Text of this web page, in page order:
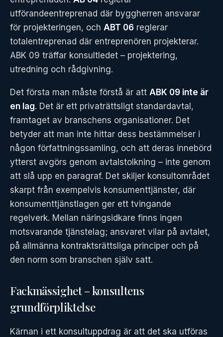
utförandeentreprenad där byggherren ansvarar
för projekteringen, och ABT 06 reglerar
totalentreprenad där entreprenören projekterar.
ABK 09 träffar konsultledet – projektering,
utredning och rådgivning.
Det första man måste förstå är att ABK 09 inte är
en lag. Det är ett privaträttsligt standardavtal,
framtaget av branschens organisationer. Det
betyder att man inte hittar dess bestämmelser i
någon författningssamling, och att deras innebörd
ytterst avgörs genom avtalstolkning – inte genom
att slå upp en paragraf. Det skiljer konsultområdet
skarpt från exempelvis konsumenttjänster, där
konsumenttjänstlagen ger ett tvingande
regelverk. Mellan näringsidkare finns ingen
motsvarande tjänstelag; ansvaret vilar på avtalet,
på allmänna kontraktsrättsliga principer och på
den norm som branschen själv satt.
Fackmässighet – konsultens
grundförpliktelse
Kärnan i ett konsultuppdrag är att det ska utföras